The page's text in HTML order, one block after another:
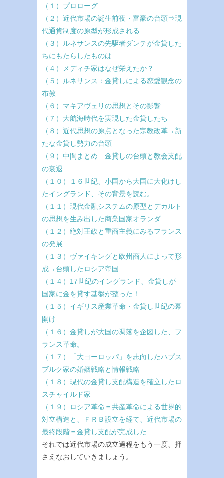
（１）プロローグ
（２）近代市場の誕生前夜・富豪の台頭⇒現
代通貨制度の原型が形成される
（３）ルネサンスの先駆者ダンテが金貸した
ちにもたらしたものは…
（４）メディチ家はなぜ栄えたか？
（５）ルネサンス：金貸しによる恋愛観念の
布教
（６）マキアヴェリの思想とその影響
（７）大航海時代を実現した金貸したち
（８）近代思想の原点となった宗教改革→新
たな金貸し勢力の台頭
（９）中間まとめ 金貸しの台頭と教会支配
の衰退
（１０）１６世紀、小国から大国に大化けし
たイングランド、その背景を読む。
（１１）現代金融システムの原型とデカルト
の思想を生み出した商業国家オランダ
（１２）絶対王政と重商主義にみるフランス
の発展
（１３）ヴァイキングと欧州商人によって形
成→台頭したロシア帝国
（１４）17世紀のイングランド、金貸しが
国家に金を貸す基盤が整った！
（１５）イギリス産業革命・金貸し世紀の幕
開け
（１６）金貸しが大国の凋落を企図した、フ
ランス革命。
（１７）「大ヨーロッパ」を志向したハプス
ブルク家の婚姻戦略と情報戦略
（１８）現代の金貸し支配構造を確立したロ
スチャイルド家
（１９）ロシア革命＝共産革命による世界的
対立構造と、ＦＲＢ設立を経て、近代市場の
最終段階＝金貸し支配が完成した
それでは近代市場の成立過程をもう一度、押
さえなおしていきましょう。